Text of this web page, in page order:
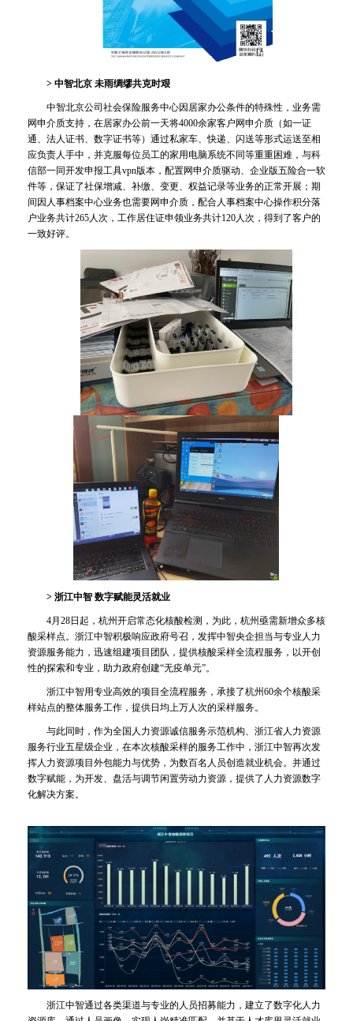
> 中智北京 未雨绸缪共克时艰
中智北京公司社会保险服务中心因居家办公条件的特殊性，业务需
网申介质支持，在居家办公前一天将4000余家客户网申介质（如一证
通、法人证书、数字证书等）通过私家车、快递、闪送等形式运送至相
应负责人手中，并克服每位员工的家用电脑系统不同等重重困难，与科
信部一同开发申报工具vpn版本，配置网申介质驱动、企业版五险合一软
件等，保证了社保增减、补缴、变更、权益记录等业务的正常开展；期
间因人事档案中心业务也需要网申介质，配合人事档案中心操作积分落
户业务共计265人次，工作居住证申领业务共计120人次，得到了客户的
一致好评。
> 浙江中智 数字赋能灵活就业
4月28日起，杭州开启常态化核酸检测，为此，杭州亟需新增众多核
酸采样点。浙江中智积极响应政府号召，发挥中智央企担当与专业人力
资源服务能力，迅速组建项目团队，提供核酸采样全流程服务，以开创
性的探索和专业，助力政府创建“无疫单元”。
浙江中智用专业高效的项目全流程服务，承接了杭州60余个核酸采
样站点的整体服务工作，提供日均上万人次的采样服务。
与此同时，作为全国人力资源诚信服务示范机构、浙江省人力资源
服务行业五星级企业，在本次核酸采样的服务工作中，浙江中智再次发
挥人力资源项目外包能力与优势，为数百名人员创造就业机会。并通过
数字赋能，为开发、盘活与调节闲置劳动力资源，提供了人力资源数字
化解决方案。
浙江中智通过各类渠道与专业的人员招募能力，建立了数字化人力